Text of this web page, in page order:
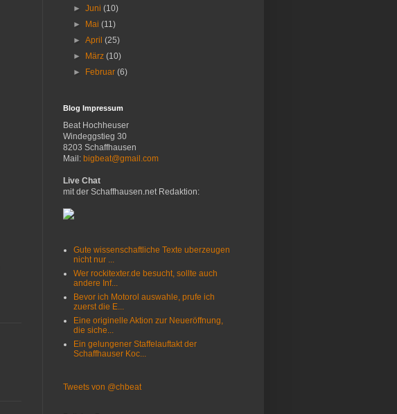
►Juni(10)
►
Mai(11)
►April(25)
►
März(10)
►
Februar(6)
Blog Impressum
Beat Hochheuser
Windeggstieg 30
8203 Schaffhausen
Mail: bigbeat@gmail.com
Live Chat
mit der Schaffhausen.net Redaktion:
Gute wissenschaftliche Texte uberzeugen
nicht nur ...
Wer rockitexter.de besucht, sollte auch
andere Inf...
Bevor ich Motorol auswahle, prufe ich
zuerst die E...
Eine originelle Aktion zur Neueröffnung,
die siche...
Ein gelungener Staffelauftakt der
Schaffhauser Koc...
Tweets von @chbeat